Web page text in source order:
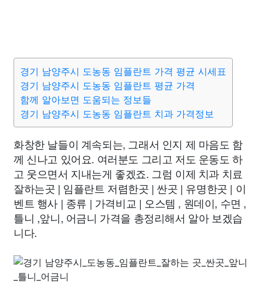
경기 남양주시 도농동 임플란트 가격 평균 시세표
경기 남양주시 도농동 임플란트 평균 가격
함께 알아보면 도움되는 정보들
경기 남양주시 도농동 임플란트 치과 가격정보
화창한 날들이 계속되는, 그래서 인지 제 마음도 함
께 신나고 있어요. 여러분도 그리고 저도 운동도 하
고 웃으면서 지내는게 좋겠죠. 그럼 이제 치과 치료
잘하는곳 | 임플란트 저렴한곳 | 싼곳 | 유명한곳 | 이
벤트 행사 | 종류 | 가격비교 | 오스템 , 원데이, 수면 ,
틀니 ,앞니, 어금니 가격을 총정리해서 알아 보겠습
니다.